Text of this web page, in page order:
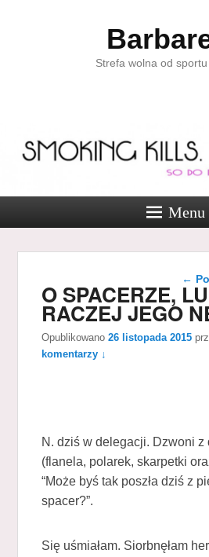
Strefa wolna od
Menu
←
O SPACERZE,
RACZEJ JEGO
Opublikowano26 listopada 2015
komentarzy ↓
N. dziś w delegacji. Dzwoni z
(flanela, polarek, skarpetki
“Może byś tak poszła dziś z
spacer?”.
Się uśmiałam. Siorbnęłam